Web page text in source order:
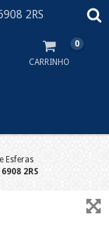
2RS
CARRINHO
0
Esferas
2RS